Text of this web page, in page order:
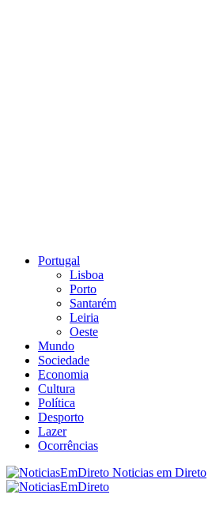
Portugal
Lisboa
Porto
Santarém
Leiria
Oeste
Mundo
Sociedade
Economia
Cultura
Política
Desporto
Lazer
Ocorrências
Noticias em Direto